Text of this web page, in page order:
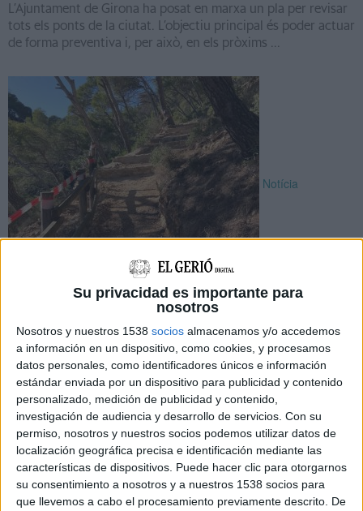
Su privacidad es importante para
nosotros
Nosotros y nuestros 1538 socios almacenamos y/o accedemos
a información en un dispositivo, como cookies, y procesamos
datos personales, como identificadores únicos e información
estándar enviada por un dispositivo para publicidad y contenido
personalizado, medición de publicidad y contenido,
investigación de audiencia y desarrollo de servicios. Con su
permiso, nosotros y nuestros socios podemos utilizar datos de
localización geográfica precisa e identificación mediante las
características de dispositivos. Puede hacer clic para otorgarnos
su consentimiento a nosotros y a nuestros 1538 socios para
que llevemos a cabo el procesamiento previamente descrito. De
L’Ajuntament de Girona ha posat en marxa un pla per revisar
tots els ponts de la ciutat. L’objectiu principal és poder actuar
de forma preventiva i, per això, en els pròxims ...
Notícia
Palafrugell adequa el camí de ronda
entre Tamariu i Cala Pedrosa per
568.000 euros
L’Ajuntament de Palafrugell (Baix Empordà) ha posat en
marxa les obres d’adequació del camí de ronda que uneix
Tamariu amb Cala Pedrosa, amb l’objectiu de millorar ...